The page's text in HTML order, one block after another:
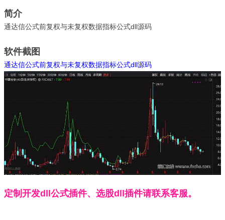
简介
通达信公式前复权与未复权数据指标公式dll源码
软件截图
通达信公式前复权与未复权数据指标公式dll源码
定制开发dll公式插件、选股dll插件请联系客服。